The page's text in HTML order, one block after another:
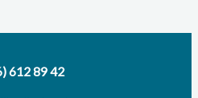
612 89 42